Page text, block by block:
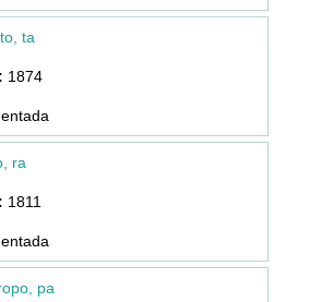
ta
1874
ra
1811
pa